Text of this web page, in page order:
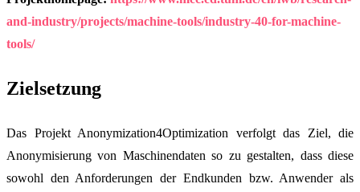
and-industry/projects/machine-tools/industry-40-for-machine-
tools/
Zielsetzung
Das Projekt Anonymization4Optimization verfolgt das Ziel, die
Anonymisierung von Maschinendaten so zu gestalten, dass diese
sowohl den Anforderungen der Endkunden bzw. Anwender als